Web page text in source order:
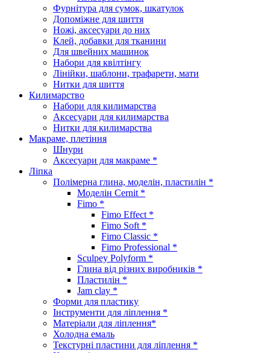
Фурнітура для сумок, шкатулок
Допоміжне для шиття
Ножі, аксесуари до них
Клей, добавки для тканини
Для швейних машинок
Набори для квілтінгу
Лінійки, шаблони, трафарети, мати
Нитки для шиття
Килимарство
Набори для килимарства
Аксесуари для килимарства
Нитки для килимарства
Макраме, плетіння
Шнури
Аксесуари для макраме *
Ліпка
Полімерна глина, моделін, пластилін *
Моделін Cernit *
Fimo *
Fimo Effect *
Fimo Soft *
Fimo Classic *
Fimo Professional *
Sculpey Polyform *
Глина від різних виробників *
Пластилін *
Jam clay *
Форми для пластику
Інструменти для ліплення *
Матеріали для ліплення*
Холодна емаль
Текстурні пластини для ліплення *